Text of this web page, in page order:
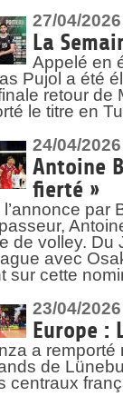
27/04/2026
La
Appelé en
Pujol a été
retour de
le titre en
24/04/2026
Antoine
fierté »
par
de volley. Du
avec
sur cette
23/04/2026
Europe :
a remporté
de
centraux